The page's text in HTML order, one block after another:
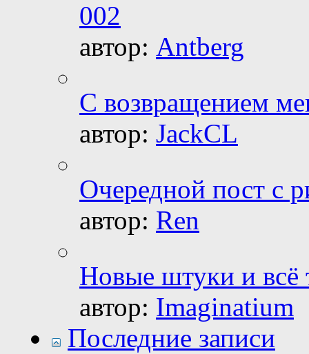
002
автор: Antberg
С возвращением
автор: JackCL
Очередной пост с
автор: Ren
Новые штуки и всё
автор: Imaginatium
Последние записи